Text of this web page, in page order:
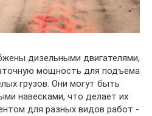
дизельными двигателями,
мощность для подъема
грузов. Они могут быть
навесками, что делает их
для разных видов работ -